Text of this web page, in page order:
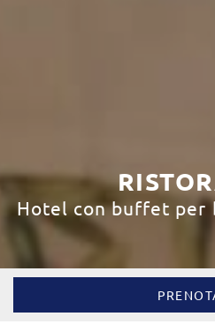
Hotel con buffet per